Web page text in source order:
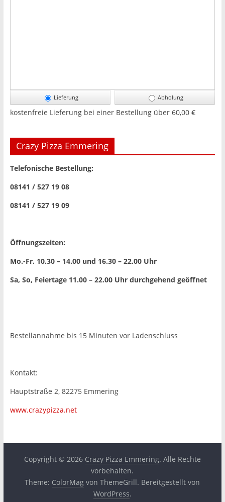
Lieferung Abholung
kostenfreie Lieferung bei einer Bestellung über 60,00 €
Crazy Pizza Emmering
Telefonische Bestellung:
08141 / 527 19 08
08141 / 527 19 09
Öffnungszeiten:
Mo.-Fr. 10.30 – 14.00 und 16.30 – 22.00 Uhr
Sa, So, Feiertage 11.00 – 22.00 Uhr durchgehend geöffnet
Bestellannahme bis 15 Minuten vor Ladenschluss
Kontakt:
Hauptstraße 2, 82275 Emmering
www.crazypizza.net
Copyright © 2026 Crazy Pizza Emmering. Alle Rechte
vorbehalten.
Theme: ColorMag von ThemeGrill. Bereitgestellt von
WordPress.